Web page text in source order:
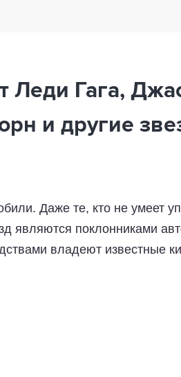
Леди Гага,
и другие
Даже те, кто не умеет
являются поклонниками
владеют известные